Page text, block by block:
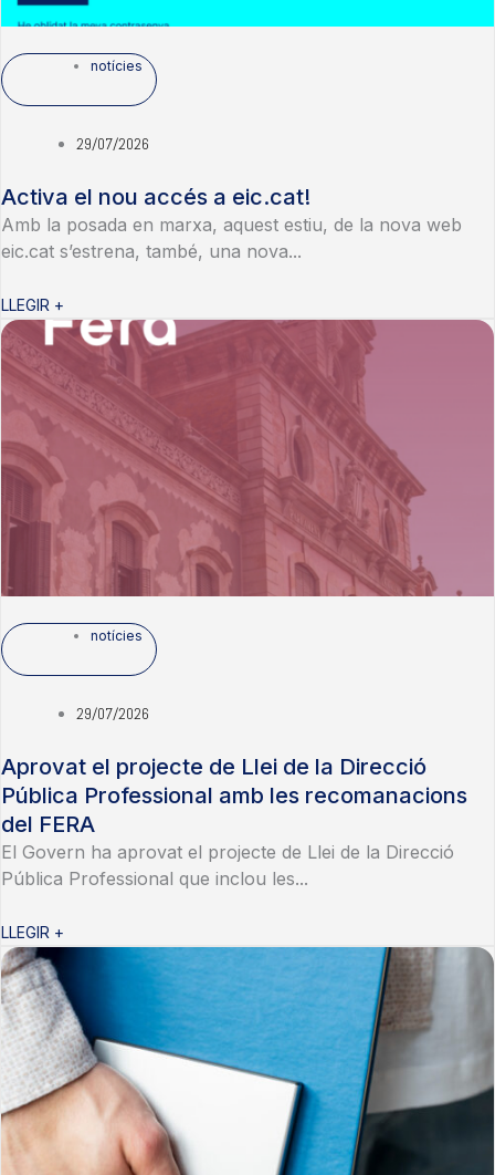
notícies
29/07/2026
Activa el nou accés a eic.cat!
Amb la posada en marxa, aquest estiu, de la nova web
eic.cat s’estrena, també, una nova...
LLEGIR +
notícies
29/07/2026
Aprovat el projecte de Llei de la Direcció
Pública Professional amb les recomanacions
del FERA
El Govern ha aprovat el projecte de Llei de la Direcció
Pública Professional que inclou les...
LLEGIR +